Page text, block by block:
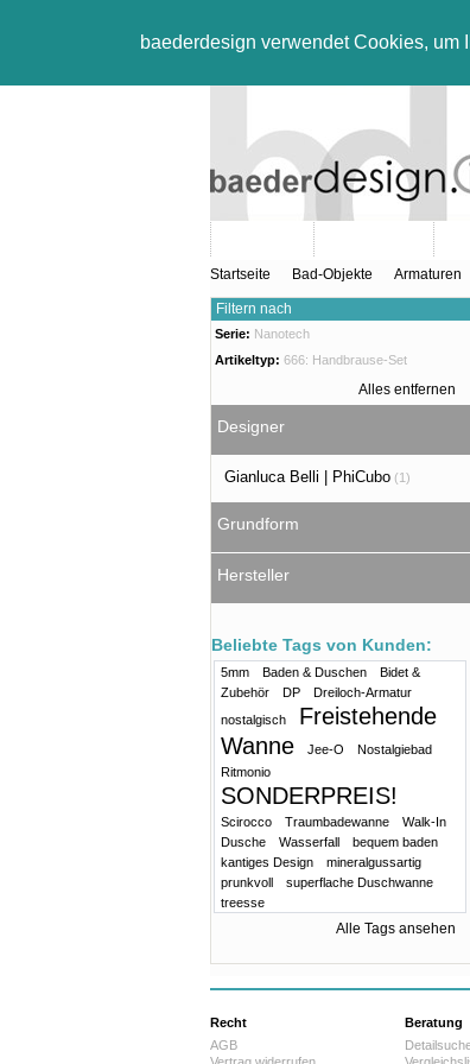
baederdesign verwendet Cookies,
Startseite Bad-Objekte Armaturen
Filtern nach
Serie: Nanotech
Artikeltyp: 666: Handbrause-Set
Alles entfernen
Designer
Gianluca Belli | PhiCubo (1)
Grundform
Hersteller
Beliebte Tags von Kunden:
5mm Baden & Duschen
Bidet &
Zubehör
DP
Dreiloch-Armatur
nostalgisch
Freistehende
Wanne
Jee-O
Nostalgiebad
Ritmonio
SONDERPREIS!
Scirocco Traumbadewanne
Walk-In
Dusche
Wasserfall
bequem baden
kantiges Design
mineralgussartig
prunkvoll
superflache Duschwanne
treesse
Alle Tags ansehen
Recht
AGB
Vertrag widerrufen
Beratung